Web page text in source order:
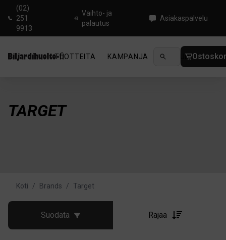
(02)
251
9913
Vaihto- ja
palautus
Asiakaspalvelu
TUOTTEITA KAMPANJA UUTUUDET
TARGET
Koti / Brands / Target
Suodata Rajaa